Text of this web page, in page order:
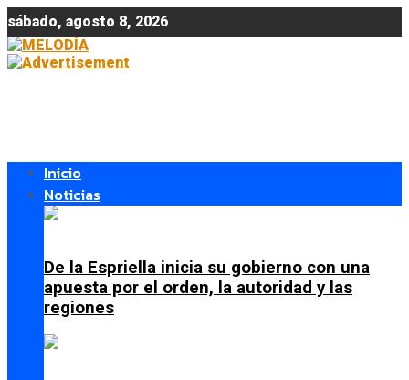
sábado, agosto 8, 2026
Inicio
Noticias
De la Espriella inicia su gobierno con una
apuesta por el orden, la autoridad y las
regiones